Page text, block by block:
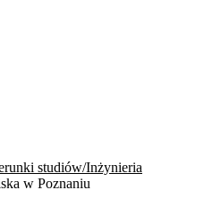
studiów Inżynieria
w Poznaniu